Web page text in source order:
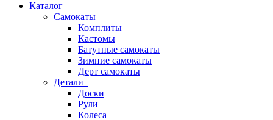
Каталог
Самокаты
Комплиты
Кастомы
Батутные самокаты
Зимние самокаты
Дерт самокаты
Детали
Доски
Рули
Колеса